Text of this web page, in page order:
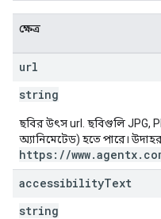
ক্ষেত্র
url
string
ছবির উৎস url. ছবিগুলি JPG,
অ্যানিমেটেড) হতে পারে।
https://
accessibilityText
string